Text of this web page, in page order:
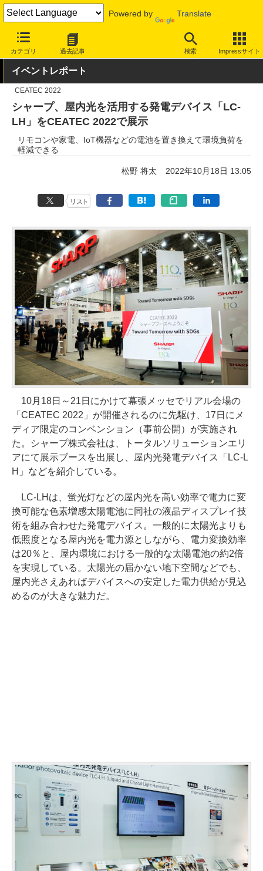
Powered by Translate
カテゴリ 過去記事 検索 Impressサイト
INTERNET Watch イベント 2022
イベントレポート
CEATEC 2022
シャープ、屋内光を活用する発電デバイス「LC-
LH」をCEATEC 2022で展示
リモコンや家電、IoT機器などの電池を置き換えて環境負荷を
軽減できる
松野 将太 2022年10月18日 13:05
リスト
10月18日～21日にかけて幕張メッセでリアル会場の
「CEATEC 2022」が開催されるのに先駆け、17日にメ
ディア限定のコンベンション（事前公開）が実施され
た。シャープ株式会社は、トータルソリューションエリ
アにて展示ブースを出展し、屋内光発電デバイス「LC-L
H」などを紹介している。
LC-LHは、蛍光灯などの屋内光を高い効率で電力に変
換可能な色素増感太陽電池に同社の液晶ディスプレイ技
術を組み合わせた発電デバイス。一般的に太陽光よりも
低照度となる屋内光を電力源としながら、電力変換効率
は20％と、屋内環境における一般的な太陽電池の約2倍
を実現している。太陽光の届かない地下空間などでも、
屋内光さえあればデバイスへの安定した電力供給が見込
めるのが大きな魅力だ。